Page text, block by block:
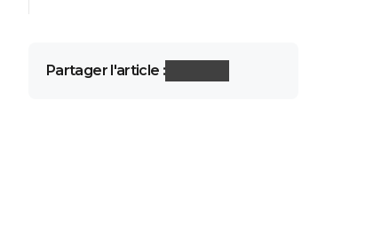
Partager l'article :